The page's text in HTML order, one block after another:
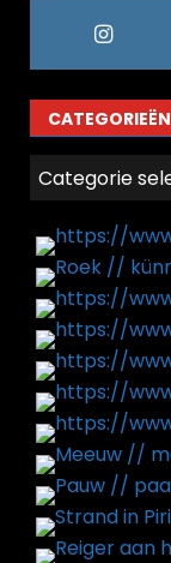
CATEGORIEËN
Categorieën